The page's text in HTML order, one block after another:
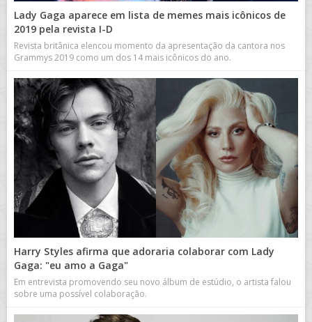
Lady Gaga aparece em lista de memes mais icônicos de
2019 pela revista I-D
Revista britânica elencou momento da apresentação da cantora nos
Grammys 2019 como um dos 14 mais icônicos do ano.
Harry Styles afirma que adoraria colaborar com Lady
Gaga: "eu amo a Gaga"
Em entrevista promovendo seu novo álbum de estúdio, o artista falou
sobre uma possível colaboração.